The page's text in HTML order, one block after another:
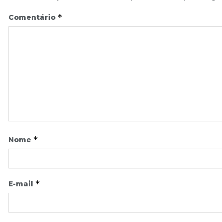
Comentário *
Nome *
E-mail *